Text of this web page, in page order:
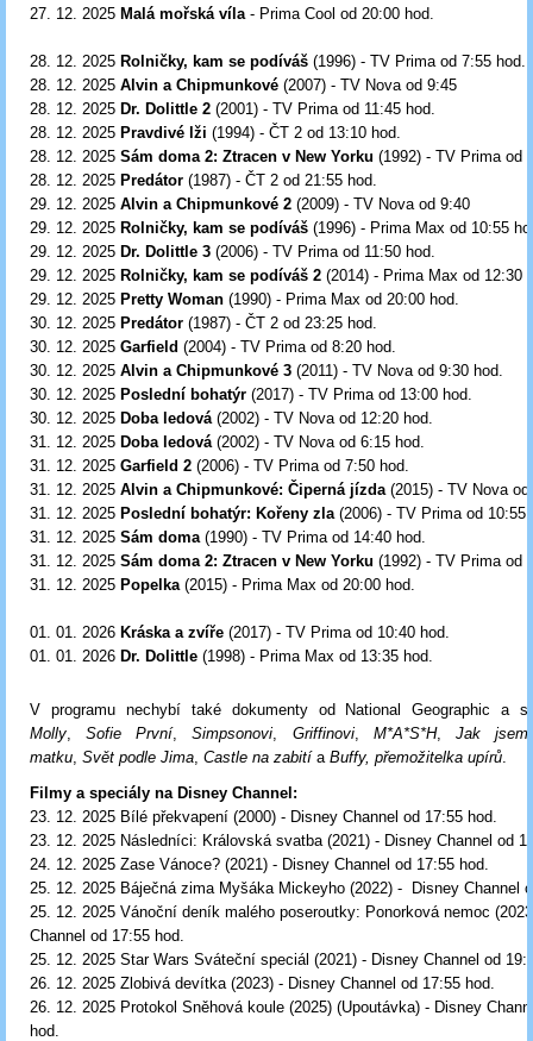
27. 12. 2025 Malá mořská víla - Prima Cool od 20:00 hod.
28. 12. 2025 Rolničky, kam se podíváš (1996) - TV Prima od 7:55 hod.
28. 12. 2025 Alvin a Chipmunkové (2007) - TV Nova od 9:45
28. 12. 2025 Dr. Dolittle 2 (2001) - TV Prima od 11:45 hod.
28. 12. 2025 Pravdivé lži (1994) - ČT 2 od 13:10 hod.
28. 12. 2025 Sám doma 2: Ztracen v New Yorku (1992) - TV Prima od
28. 12. 2025 Predátor (1987) - ČT 2 od 21:55 hod.
29. 12. 2025 Alvin a Chipmunkové 2 (2009) - TV Nova od 9:40
29. 12. 2025 Rolničky, kam se podíváš (1996) - Prima Max od 10:55
29. 12. 2025 Dr. Dolittle 3 (2006) - TV Prima od 11:50 hod.
29. 12. 2025 Rolničky, kam se podíváš 2 (2014) - Prima Max od 12:30
29. 12. 2025 Pretty Woman (1990) - Prima Max od 20:00 hod.
30. 12. 2025 Predátor (1987) - ČT 2 od 23:25 hod.
30. 12. 2025 Garfield (2004) - TV Prima od 8:20 hod.
30. 12. 2025 Alvin a Chipmunkové 3 (2011) - TV Nova od 9:30 hod.
30. 12. 2025 Poslední bohatýr (2017) - TV Prima od 13:00 hod.
30. 12. 2025 Doba ledová (2002) - TV Nova od 12:20 hod.
31. 12. 2025 Doba ledová (2002) - TV Nova od 6:15 hod.
31. 12. 2025 Garfield 2 (2006) - TV Prima od 7:50 hod.
31. 12. 2025 Alvin a Chipmunkové: Čiperná jízda (2015) - TV Nova od
31. 12. 2025 Poslední bohatýr: Kořeny zla (2006) - TV Prima od 10:55
31. 12. 2025 Sám doma(1990) - TV Prima od 14:40 hod.
31. 12. 2025 Sám doma 2: Ztracen v New Yorku (1992) - TV Prima od
31. 12. 2025 Popelka(2015) - Prima Max od 20:00 hod.
01. 01. 2026 Kráska a zvíře (2017) - TV Prima od 10:40 hod.
01. 01. 2026 Dr. Dolittle (1998) - Prima Max od 13:35 hod.
V programu nechybí také dokumenty od National Geographic a
Molly,Sofie První,Simpsonovi, Griffinovi, M*A*S*H,
Jak
matku, Svět podle Jima, Castle na zabitía Buffy, přemožitelka upírů.
Filmy a speciály na Disney Channel:
23. 12. 2025 Bílé překvapení (2000) - Disney Channel od 17:55 hod.
23. 12. 2025 Následníci: Královská svatba (2021) - Disney Channel od
24. 12. 2025 Zase Vánoce? (2021) - Disney Channel od 17:55 hod.
25. 12. 2025 Báječná zima Myšáka Mickeyho (2022) - Disney Channel
25. 12. 2025 Vánoční deník malého poseroutky: Ponorková nemoc
Channel od 17:55 hod.
25. 12. 2025 Star Wars Sváteční speciál (2021) - Disney Channel od
26. 12. 2025 Zlobivá devítka (2023) - Disney Channel od 17:55 hod.
26. 12. 2025 Protokol Sněhová koule (2025) (Upoutávka) - Disney
hod.